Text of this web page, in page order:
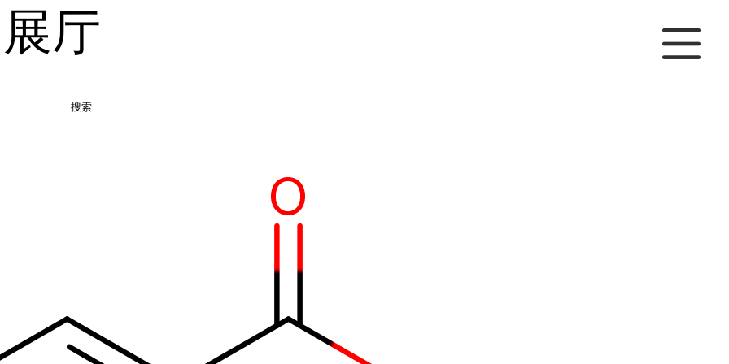
厅
搜索